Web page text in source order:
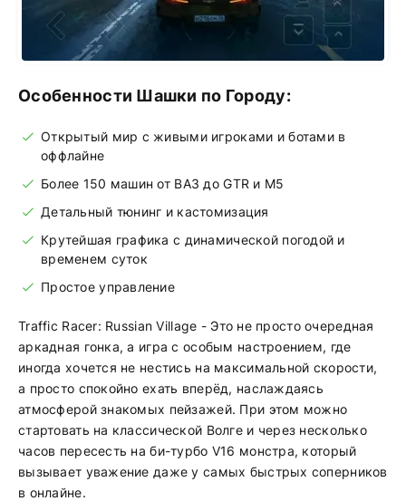
Особенности Шашки по Городу:
Открытый мир с живыми игроками и ботами в
оффлайне
Более 150 машин от ВАЗ до GTR и М5
Детальный тюнинг и кастомизация
Крутейшая графика с динамической погодой и
временем суток
Простое управление
Traffic Racer: Russian Village - Это не просто очередная
аркадная гонка, а игра с особым настроением, где
иногда хочется не нестись на максимальной скорости,
а просто спокойно ехать вперёд, наслаждаясь
атмосферой знакомых пейзажей. При этом можно
стартовать на классической Волге и через несколько
часов пересесть на би-турбо V16 монстра, который
вызывает уважение даже у самых быстрых соперников
в онлайне.